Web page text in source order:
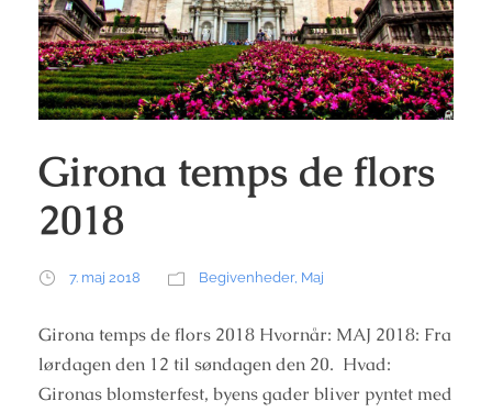
Girona temps de flors
2018
7. maj 2018 Begivenheder, Maj
Girona temps de flors 2018 Hvornår: MAJ 2018: Fra
lørdagen den 12 til søndagen den 20. Hvad:
Gironas blomsterfest, byens gader bliver pyntet med